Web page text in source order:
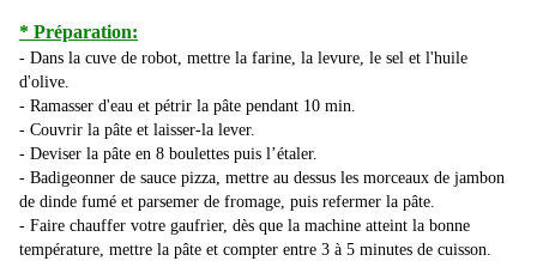
* Préparation:
- Dans la cuve de robot, mettre la farine, la levure, le sel et l'huile
d'olive.
- Ramasser d'eau et pétrir la pâte pendant 10 min.
- Couvrir la pâte et laisser-la lever.
- Deviser la pâte en 8 boulettes puis l’étaler.
- Badigeonner de sauce pizza, mettre au dessus les morceaux de jambon
de dinde fumé et parsemer de fromage, puis refermer la pâte.
- Faire chauffer votre gaufrier, dès que la machine atteint la bonne
température, mettre la pâte et compter entre 3 à 5 minutes de cuisson.